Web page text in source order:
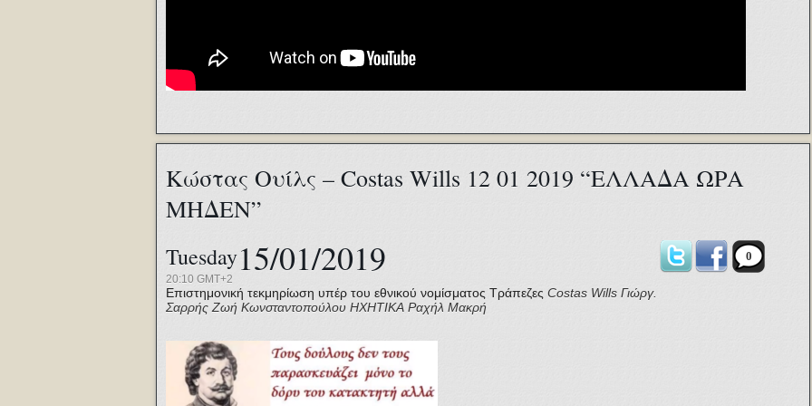
Κώστας Ουίλς – Costas Wills 12 01 2019 “ΕΛΛΑΔΑ ΩΡΑ
ΜΗΔΕΝ”
Tuesday15/01/2019
20:10 GMT+2
Επιστημονική τεκμηρίωση υπέρ του εθνικού νομίσματος Τράπεζες Costas Wills Γιώργ.
Σαρρής Ζωή Κωνσταντοπούλου ΗΧΗΤΙΚΑ Ραχήλ Μακρή
0